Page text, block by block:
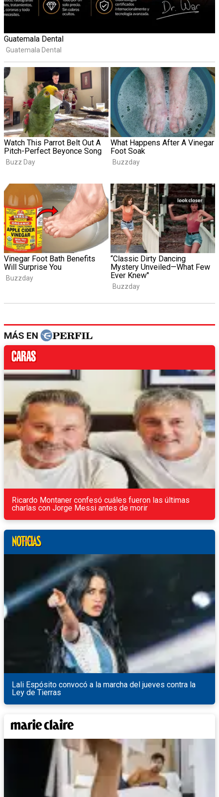
MÁS EN
Ricardo Montaner confesó cuáles fueron las últimas
charlas con Jorge Messi antes de morir
Lali Espósito convocó a la marcha del jueves contra la
Ley de Tierras